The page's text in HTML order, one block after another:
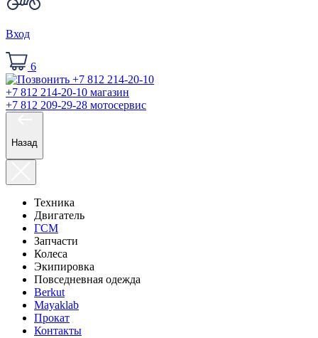
Вход
6
+7 812 214-20-10 магазин
+7 812 209-29-28 мотосервис
Назад
Техника
Двигатель
ГСМ
Запчасти
Колеса
Экипировка
Повседневная одежда
Berkut
Mayaklab
Прокат
Контакты